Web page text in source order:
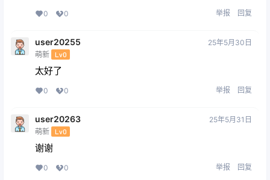
0 0 举报 回复
user20255
萌新 Lv0
25年5月30日
太好了
0 0 举报 回复
user20263
萌新 Lv0
25年5月31日
谢谢
0 0 举报 回复